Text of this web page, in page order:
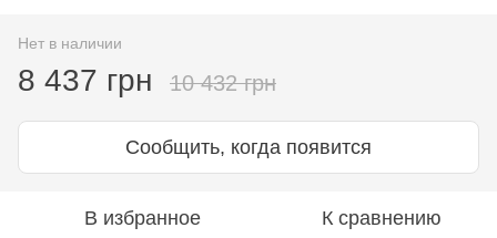
Нет в наличии
8 437 грн 10 432 грн
Сообщить, когда появится
В избранное К сравнению